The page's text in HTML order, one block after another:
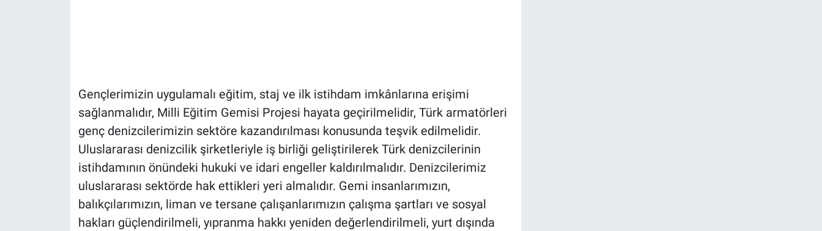
Gençlerimizin uygulamalı eğitim, staj ve ilk istihdam imkânlarına erişimi
sağlanmalıdır, Milli Eğitim Gemisi Projesi hayata geçirilmelidir, Türk armatörleri
genç denizcilerimizin sektöre kazandırılması konusunda teşvik edilmelidir.
Uluslararası denizcilik şirketleriyle iş birliği geliştirilerek Türk denizcilerinin
istihdamının önündeki hukuki ve idari engeller kaldırılmalıdır. Denizcilerimiz
uluslararası sektörde hak ettikleri yeri almalıdır. Gemi insanlarımızın,
balıkçılarımızın, liman ve tersane çalışanlarımızın çalışma şartları ve sosyal
hakları güçlendirilmeli, yıpranma hakkı yeniden değerlendirilmeli, yurt dışında